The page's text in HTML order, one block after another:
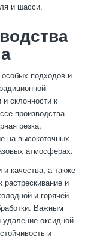
и шасси.
особых подходов и
и склонности к
производства
резка,
на высокоточных
атмосферах.
качества, а также
и
и горячей
Важным
удаление оксидной
и